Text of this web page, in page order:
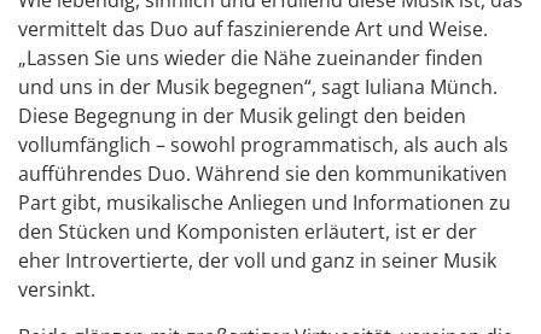
vermittelt das Duo auf faszinierende Art und Weise.
„Lassen Sie uns wieder die Nähe zueinander finden
und uns in der Musik begegnen“, sagt Iuliana Münch.
Diese Begegnung in der Musik gelingt den beiden
vollumfänglich – sowohl programmatisch, als auch als
aufführendes Duo. Während sie den kommunikativen
Part gibt, musikalische Anliegen und Informationen zu
den Stücken und Komponisten erläutert, ist er der
eher Introvertierte, der voll und ganz in seiner Musik
versinkt.